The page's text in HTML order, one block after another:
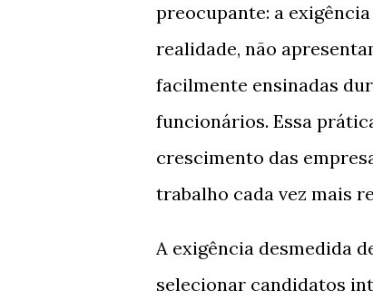
preocupante: a
realidade, não
facilmente ensinadas
funcionários. Essa
crescimento das
trabalho cada vez mais
A exigência desmedida
selecionar candidatos